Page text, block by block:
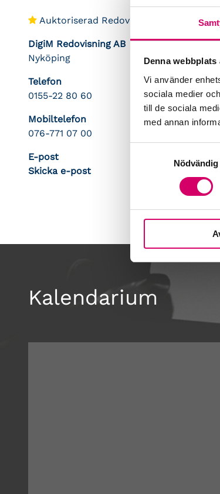
Denna
Vi använder
sociala medier
till de sociala
med annan
Nödvändig
Auktoriserad Redovisningskonsult
DigiM Redovisning AB
Nyköping
Telefon
0155-22 80 60
Mobiltelefon
076-771 07 00
E-post
Skicka e-post
Kalendarium